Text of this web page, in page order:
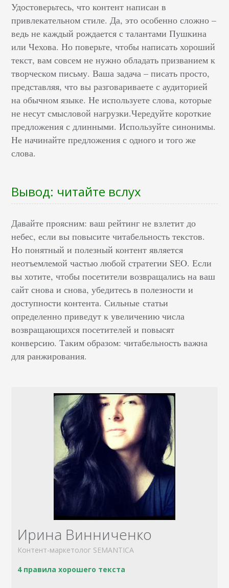
Удостоверьтесь, что контент написан в
привлекательном стиле. Да, это особенно сложно –
ведь не каждый рождается с талантами Пушкина
или Чехова. Но поверьте, чтобы написать хороший
текст, вам совсем не нужно обладать призванием к
творческом письму. Ваша задача – писать просто,
представляя, что вы разговариваете с аудиторией
на обычном языке. Не используете слова, которые
не несут смысловой нагрузки.Чередуйте короткие
предложения с длинными. Используйте синонимы.
Не начинайте предложения с одного и того же
слова.
Вывод: читайте вслух
Давайте проясним: ваш рейтинг не взлетит до
небес, если вы повысите читабельность текстов.
Но понятный и полезный контент является
неотъемлемой частью любой стратегии SEO. Если
вы хотите, чтобы посетители возвращались на ваш
сайт снова и снова, убедитесь в полезности и
доступности контента. Сильные статьи
определенно приведут к увеличению числа
возвращающихся посетителей и повысят
конверсию. Таким образом: читабельность важна
для ранжирования.
Ирина Винниченко
Контент-маркетолог SEMANTICA
4 правила хорошего текста